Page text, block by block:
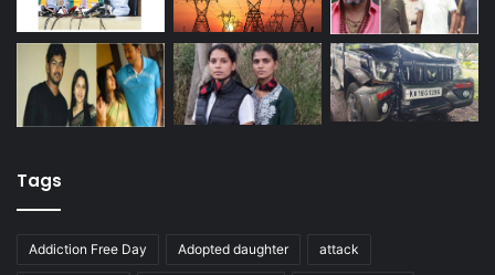
Tags
Addiction Free Day Adopted daughter attack